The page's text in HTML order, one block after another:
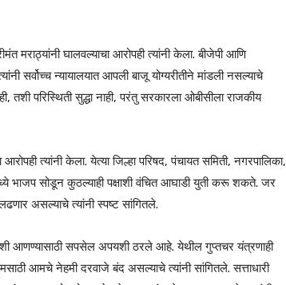
घालवल्याचा आरोपही त्यांनी केला. बीजेपी आणि
सर्वोच्च न्यायालयात आपली बाजू योग्यरीतीने मांडली नसल्याचे
तशी परिस्थिती सुद्धा नाही, परंतु सरकारला ओबीसीला राजकीय
त्यांनी केला. येत्या जिल्हा परिषद, पंचायत समिती, नगरपालिका,
भाजप सोडून कुठल्याही पक्षाशी वंचित आघाडी युती करू शकते. जर
असल्याचे त्यांनी स्पष्ट सांगितले.
आणण्यासाठी सपसेल अपयशी ठरले आहे. येथील गुप्तचर यंत्रणाही
आमचे नेहमी दरवाजे बंद असल्याचे त्यांनी सांगितले. सत्ताधारी